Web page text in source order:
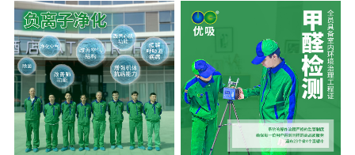
受温度、湿度、基质养
分、通风四个条件影响，
温暖潮湿、营养物质多、
通风缓慢的空间最易滋生
大量霉菌的...
装修完会有甲醛，其实汽
车的甲醛超标问题更为严
重。汽车的空间范围小，
配件、皮具、装饰多，这
些都是汽...